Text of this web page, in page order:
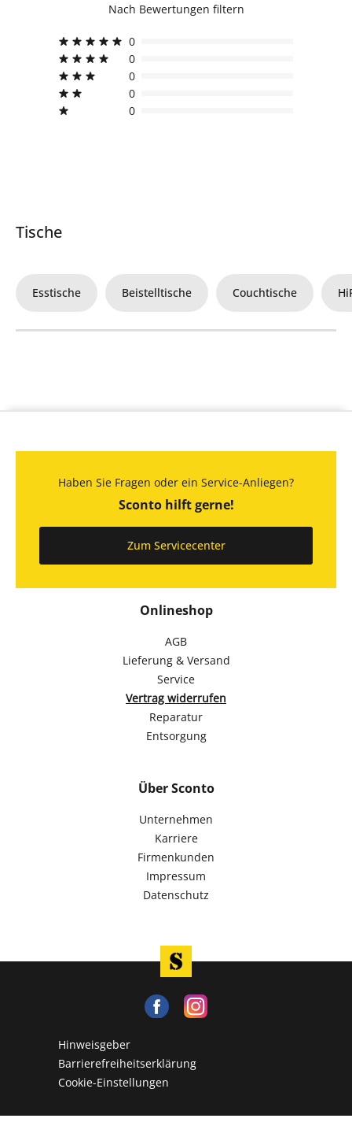
Nach Bewertungen filtern
0
0
0
0
0
Tische
Esstische Beistelltische Couchtische
Onlineshop
AGB
Lieferung & Versand
Service
Vertrag widerrufen
Reparatur
Entsorgung
Über Sconto
Unternehmen
Karriere
Firmenkunden
Impressum
Datenschutz
Haben Sie Fragen oder ein Service-Anliegen?
Sconto hilft gerne!
Zum Servicecenter
Hinweisgeber
Barrierefreiheitserklärung
Cookie-Einstellungen